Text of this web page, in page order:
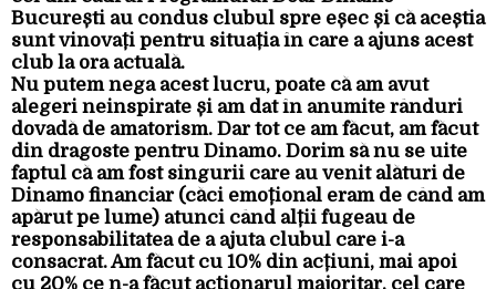
București au condus clubul spre eșec și că aceștia
sunt vinovați pentru situația în care a ajuns acest
club la ora actuală.
Nu putem nega acest lucru, poate că am avut
alegeri neinspirate și am dat în anumite rânduri
dovadă de amatorism. Dar tot ce am făcut, am făcut
din dragoste pentru Dinamo. Dorim să nu se uite
faptul că am fost singurii care au venit alături de
Dinamo financiar (căci emoțional eram de când am
apărut pe lume) atunci când alții fugeau de
responsabilitatea de a ajuta clubul care i-a
consacrat. Am făcut cu 10% din acțiuni, mai apoi
cu 20% ce n-a făcut acționarul majoritar, cel care